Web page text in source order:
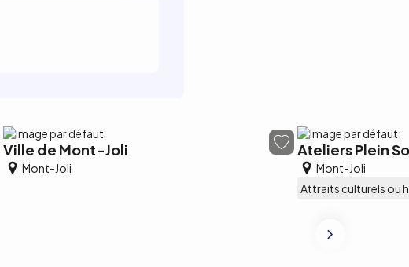
Ville de Mont-Joli
Mont-Joli
Ateliers Plein
Mont-Joli
Attraits culturels ou